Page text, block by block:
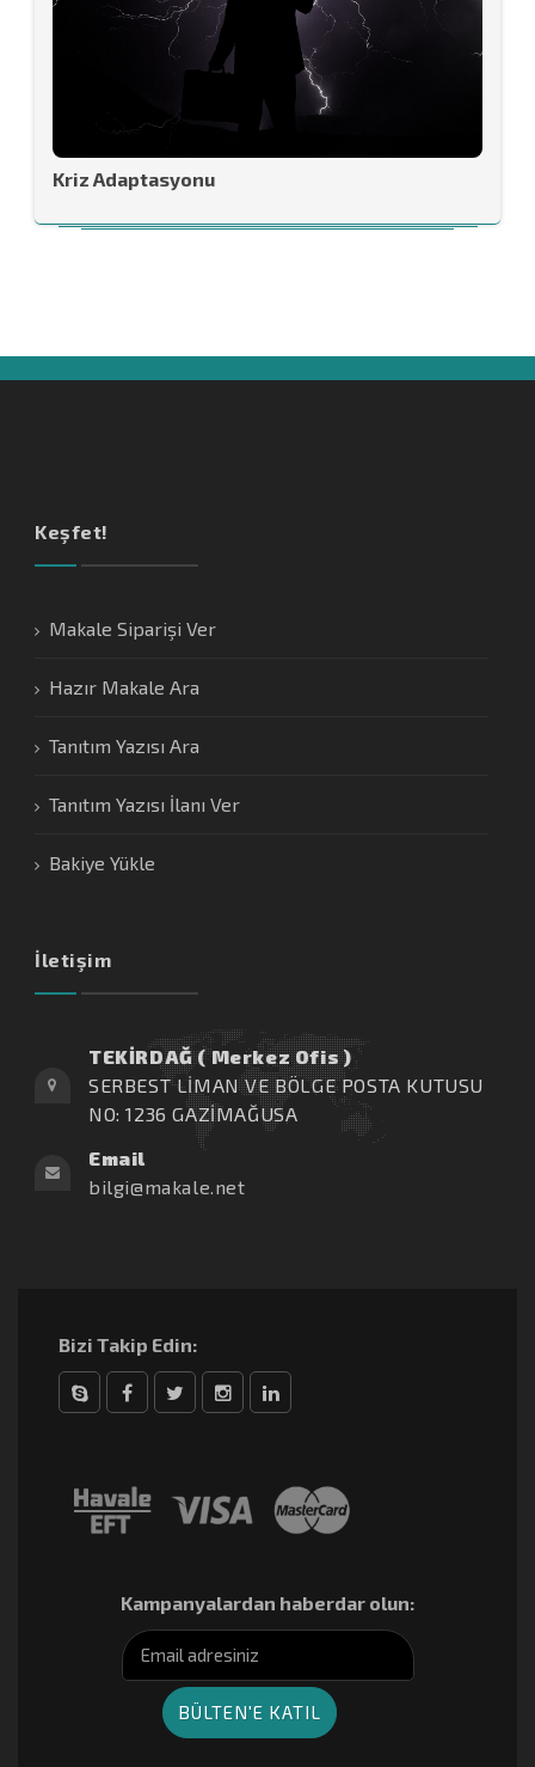
Kriz Adaptasyonu
Keşfet!
Makale Siparişi Ver
Hazır Makale Ara
Tanıtım Yazısı Ara
Tanıtım Yazısı İlanı Ver
Bakiye Yükle
İletişim
TEKİRDAĞ ( Merkez Ofis )
SERBEST LİMAN VE BÖLGE POSTA KUTUSU
NO: 1236 GAZİMAĞUSA
Email
bilgi@makale.net
Bizi Takip Edin:
Kampanyalardan haberdar olun: